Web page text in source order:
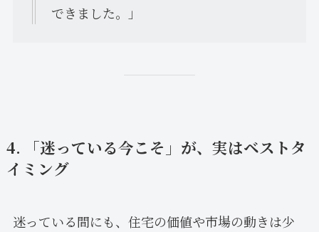
できました。」
4. 「迷っている今こそ」が、実はベストタ
イミング
迷っている間にも、住宅の価値や市場の動きは少